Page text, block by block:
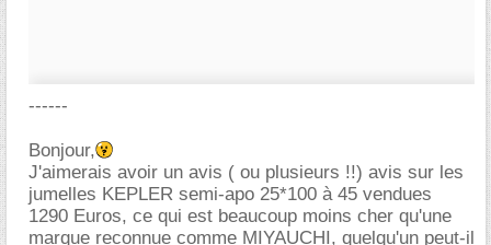
------
Bonjour,
J'aimerais avoir un avis ( ou plusieurs !!) avis sur les
jumelles KEPLER semi-apo 25*100 à 45 vendues
1290 Euros, ce qui est beaucoup moins cher qu'une
marque reconnue comme MIYAUCHI, quelqu'un peut-il